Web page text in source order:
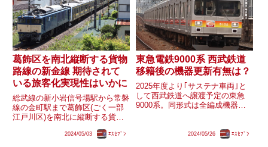
葛飾区を南北縦断する貨物
路線の新金線 期待されて
いる旅客化実現性はいかに
総武線の新小岩信号場駅から常磐
線の金町駅まで葛飾区(ごく一部
江戸川区)を南北に縦断する貨物
関は常磐線各駅停車・京成本線・
2024/05/03 ｴｽｾﾌﾞﾝ
東急電鉄9000系 西武鉄道
移籍後の機器更新有無は？
2025年度より｢サステナ車両｣と
して西武鉄道へ譲渡予定の東急
9000系。同形式は全編成機器更
た初期の独特なサウンドが楽しめ
2024/05/26 ｴｽｾﾌﾞﾝ